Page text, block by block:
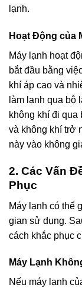
lạnh.
Hoạt Động của
Máy lạnh hoạt
bắt đầu bằng
khí áp cao và
làm lạnh qua bộ
không khí đi qua
và không khí trở
này vào không
2. Các Vấn
Phục
Máy lạnh có thể
gian sử dụng.
cách khắc phục
Máy Lạnh
Nếu máy lạnh